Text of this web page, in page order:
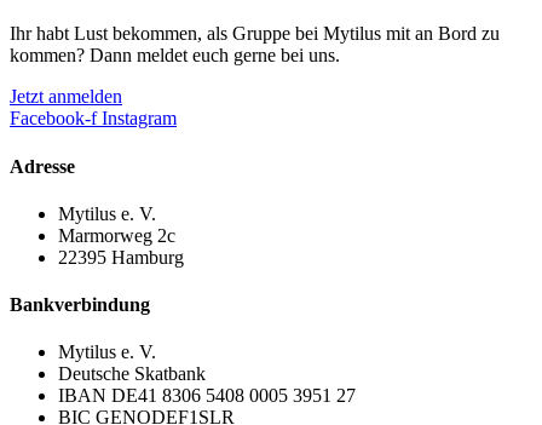
Ihr habt Lust bekommen, als Gruppe bei Mytilus mit an Bord zu
kommen? Dann meldet euch gerne bei uns.
Jetzt anmelden
Facebook-f Instagram
Adresse
Mytilus e. V.
Marmorweg 2c
22395 Hamburg
Bankverbindung
Mytilus e. V.
Deutsche Skatbank
IBAN DE41 8306 5408 0005 3951 27
BIC GENODEF1SLR